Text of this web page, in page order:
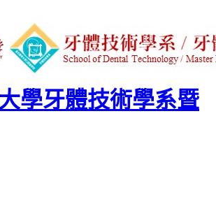
學牙體技術學系暨